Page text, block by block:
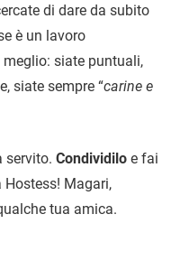
di dare da subito
è un lavoro
siate puntuali,
siate sempre “carine e
servito. Condividilo e fai
Magari,
tua amica.